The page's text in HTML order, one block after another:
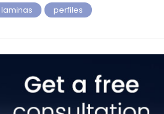
laminas
perfiles